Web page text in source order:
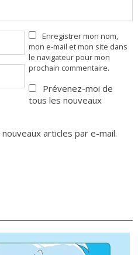
Enregistrer mon nom,
mon e-mail et mon site dans
le navigateur pour mon
prochain commentaire.
Prévenez-moi de
tous les nouveaux
articles par e-mail.